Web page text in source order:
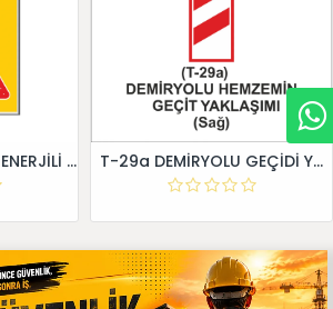
SOLAR LED'Lİ GÜNEŞ ENERJİLİ LEVHA T-29a DEMİRYOLU GEÇİDİ YAKLAŞIM LEVHALARI (Sağ)